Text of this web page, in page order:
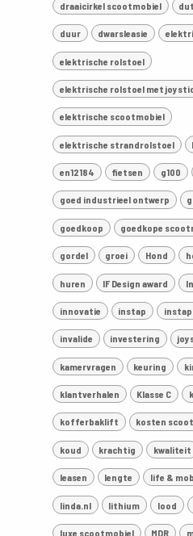
draaicirkel scootmobiel
duur dwarsleasie
elektrische rolstoel
elektrische rolstoel met
elektrische scootmobiel
elektrische strandrolstoel
en12184 fietsen g100
goed industrieel ontwerp
goedkoop goedkope
gordel groei Hond
huren IF Design award
innovatie instap
invalide investering
kamervragen keuring
klantverhalen Klasse C
kofferbaklift kosten
koud krachtig kwaliteit
leasen lengte life &
linda.nl lithium lood
luxe scootmobiel MDR